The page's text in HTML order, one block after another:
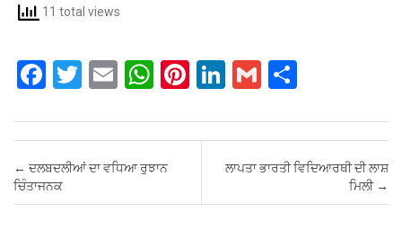
11 total views
F
ce
b
o
T
tt
er
E
ail
W
at
s
Pi
er
Li
ke
dI
G
ail ar
e
Post navigation
← ਦਲਬਦਲੀਆਂ ਦਾ ਵਧਿਆ ਰੁਝਾਨ
ਚਿੰਤਾਜਨਕ
ਲਾਪਤਾ ਭਾਰਤੀ ਵਿਦਿਆਰਥੀ ਦੀ ਲਾਸ਼
ਮਿਲੀ →